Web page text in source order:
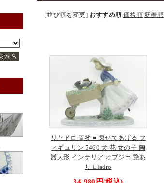
[並び順を変更] おすすめ順 価格順 新着順
リヤドロ 置物 ■ 乗せてあげる フ
ィギュリン 5460 犬 花 女の子 陶
器人形 インテリア オブジェ 艶あ
り Lladro